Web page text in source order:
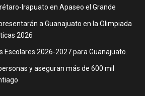
Irapuato en Apaseo el Grande
a Guanajuato en la Olimpiada
2026
Escolares 2026-2027 para Guanajuato.
y aseguran más de 600 mil